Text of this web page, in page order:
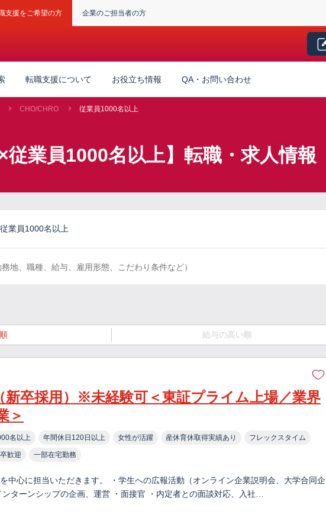
支援をご希望の方 企業のご担当者の方
転職支援について お役立ち情報 QA・お問い合わせ
CHO/CHRO 従業員1000名以上
従業員1000名以上】転職・求人情報
業員1000名以上
務地、職種、給与、雇用形態、こだわり条件など）
給与の高い順
新卒採用）※未経験可＜東証プライム上場／業界
＞
名以上 年間休日120日以上 女性が活躍 産休育休取得実績あり フレックスタイム
歓迎 一部在宅勤務
中心に担当いただきます。 ・学生への広報活動（オンライン企業説明会、大学合同企
ターンシップの企画、運営 ・面接官 ・内定者との面談対応、入社…